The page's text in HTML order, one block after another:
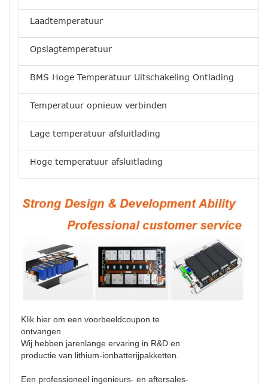
Laadtemperatuur
Opslagtemperatuur
BMS Hoge Temperatuur Uitschakeling Ontlading
Temperatuur opnieuw verbinden
Lage temperatuur afsluitlading
Hoge temperatuur afsluitlading
Klik hier om een ​​voorbeeldcoupon te
ontvangen
Wij hebben jarenlange ervaring in R&D en
productie van lithium-ionbatterijpakketten.
Een professioneel ingenieurs- en aftersales-